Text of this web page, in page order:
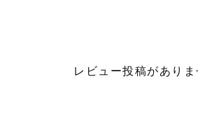
レビュー投稿があり